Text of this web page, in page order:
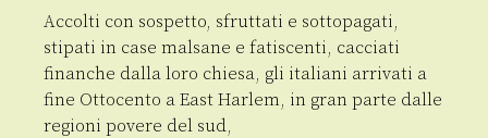
Accolti con sospetto, sfruttati e sottopagati,
stipati in case malsane e fatiscenti, cacciati
finanche dalla loro chiesa, gli italiani arrivati a
fine Ottocento a East Harlem, in gran parte dalle
regioni povere del sud,